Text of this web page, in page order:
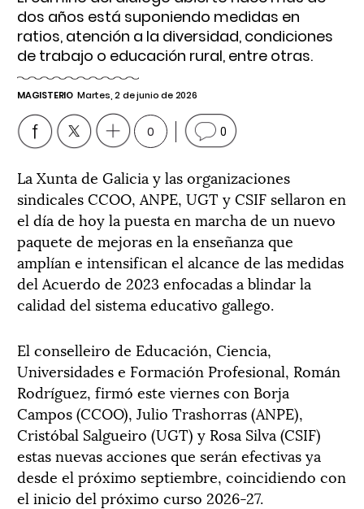
dos años está suponiendo medidas en
ratios, atención a la diversidad, condiciones
de trabajo o educación rural, entre otras.
MAGISTERIO Martes, 2 de junio de 2026
0 0
La Xunta de Galicia y las organizaciones
sindicales CCOO, ANPE, UGT y CSIF sellaron en
el día de hoy la puesta en marcha de un nuevo
paquete de mejoras en la enseñanza que
amplían e intensifican el alcance de las medidas
del Acuerdo de 2023 enfocadas a blindar la
calidad del sistema educativo gallego.
El conselleiro de Educación, Ciencia,
Universidades e Formación Profesional, Román
Rodríguez, firmó este viernes con Borja
Campos (CCOO), Julio Trashorras (ANPE),
Cristóbal Salgueiro (UGT) y Rosa Silva (CSIF)
estas nuevas acciones que serán efectivas ya
desde el próximo septiembre, coincidiendo con
el inicio del próximo curso 2026-27.